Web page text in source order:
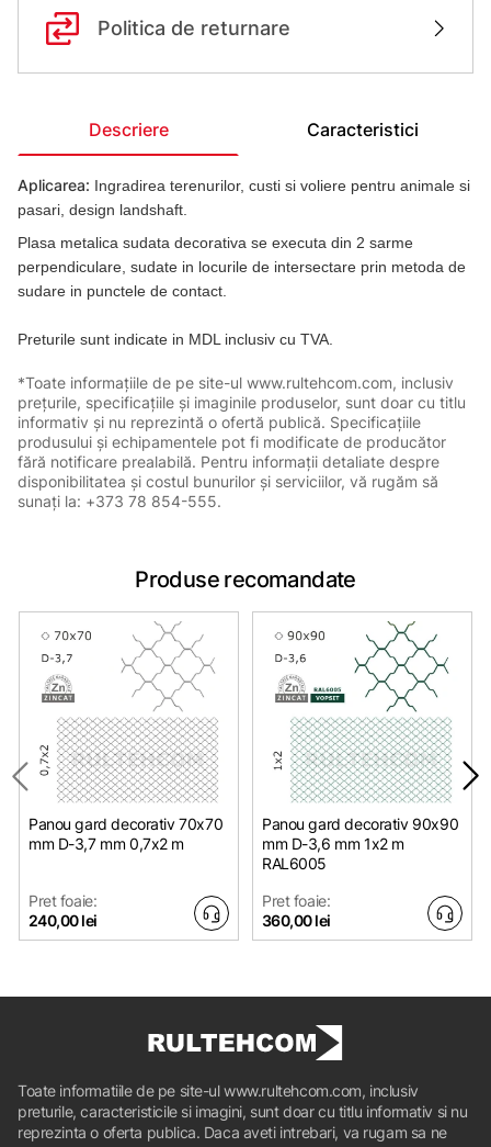
Politica de returnare
Descriere Caracteristici
Aplicarea: Ingradirea terenurilor, custi si voliere pentru animale si
pasari, design landshaft.
Plasa metalica sudata decorativa se executa din 2 sarme
perpendiculare, sudate in locurile de intersectare prin metoda de
sudare in punctele de contact.
Preturile sunt indicate in MDL inclusiv cu TVA.
*Toate informațiile de pe site-ul www.rultehcom.com, inclusiv
prețurile, specificațiile și imaginile produselor, sunt doar cu titlu
informativ și nu reprezintă o ofertă publică. Specificațiile
produsului și echipamentele pot fi modificate de producător
fără notificare prealabilă. Pentru informații detaliate despre
disponibilitatea și costul bunurilor și serviciilor, vă rugăm să
sunați la: +373 78 854-555.
Produse recomandate
Panou gard decorativ 70x70
mm D-3,7 mm 0,7х2 m
Pret foaie:
240,00 lei
Panou gard decorativ 90x90
mm D-3,6 mm 1х2 m
RAL6005
Pret foaie:
360,00 lei
Toate informatiile de pe site-ul www.rultehcom.com, inclusiv
preturile, caracteristicile si imagini, sunt doar cu titlu informativ si nu
reprezinta o oferta publica. Daca aveti intrebari, va rugam sa ne